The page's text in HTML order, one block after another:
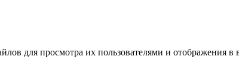
для просмотра их пользователями и отображения